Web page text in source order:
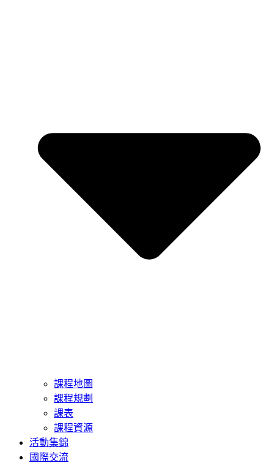
課程地圖
課程規劃
課表
課程資源
活動集錦
國際交流